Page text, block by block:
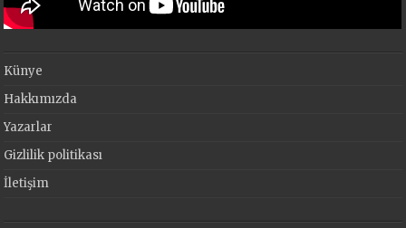
Künye
Hakkımızda
Yazarlar
Gizlilik politikası
İletişim